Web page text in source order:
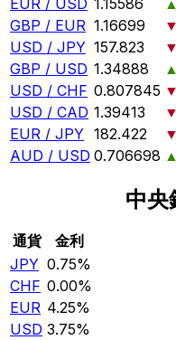
EUR / USD 1.15586
▲
GBP / EUR 1.16699
▼
USD / JPY 157.823
▼
GBP / USD 1.34888
▲
USD / CHF 0.807845 ▼
USD / CAD 1.39413
▼
EUR / JPY 182.422
▼
AUD / USD 0.706698 ▲
中央
通貨
金利
JPY 0.75%
CHF 0.00%
EUR 4.25%
USD 3.75%